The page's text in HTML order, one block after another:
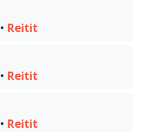
• Reitit
• Reitit
• Reitit